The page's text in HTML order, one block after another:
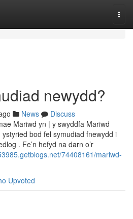
newydd?
News
Discuss
Mariwd yn | y swyddfa Mariwd
bod fel symudiad fnewydd i
. Fe’n hefyd na darn o’r
74408161/mariwd-
Upvoted